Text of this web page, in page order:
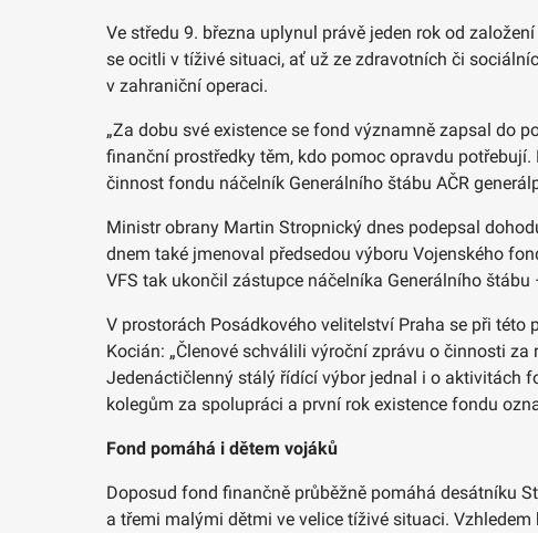
Ve středu 9. března uplynul právě jeden rok od
se ocitli v tíživé situaci, ať už ze zdravotních či
v zahraniční operaci.
„Za dobu své existence se fond významně zapsal do
finanční prostředky těm, kdo pomoc opravdu
činnost fondu náčelník Generálního štábu AČR
Ministr obrany Martin Stropnický dnes podepsal
dnem také jmenoval předsedou výboru Vojenského
VFS tak ukončil zástupce náčelníka Generálního
V prostorách Posádkového velitelství Praha se při
Kocián: „Členové schválili výroční zprávu o činnosti
Jedenáctičlenný stálý řídící výbor jednal i o aktivitách
kolegům za spolupráci a první rok existence fondu
Fond pomáhá i dětem vojáků
Doposud fond finančně průběžně pomáhá desátníku
a třemi malými dětmi ve velice tíživé situaci.